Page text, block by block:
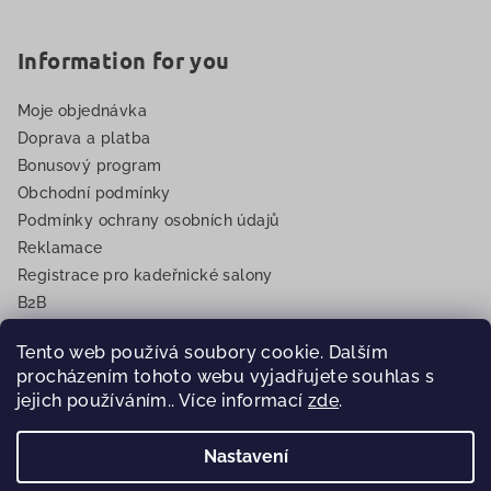
Tento web používá soubory cookie. Dalším
procházením tohoto webu vyjadřujete souhlas s
jejich používáním.. Více informací zde.
Nastavení
Information for you
Moje objednávka
Doprava a platba
Bonusový program
Obchodní podmínky
Podmínky ochrany osobních údajů
Reklamace
Registrace pro kadeřnické salony
B2B
Copyright 2026Eurovlasy.cz. Všechna práva vyhrazena.
Vytvořil Shoptet